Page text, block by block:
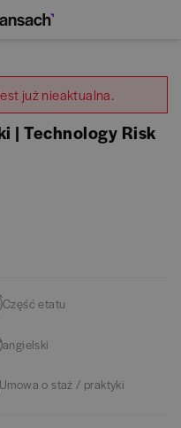
już nieaktualna.
| Technology Risk
Część etatu
angielski
Umowa o staż / praktyki